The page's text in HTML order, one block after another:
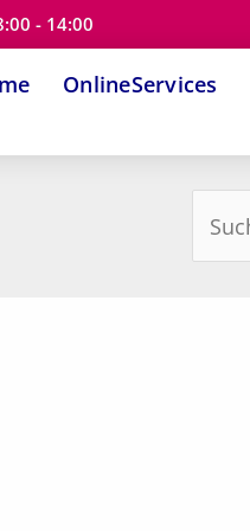
- 14:00
OnlineServices
nach: